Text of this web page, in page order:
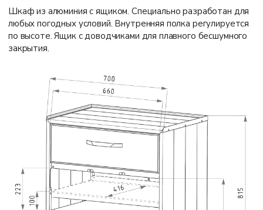
Шкаф из алюминия с ящиком. Специально разработан для
любых погодных условий. Внутренняя полка регулируется
по высоте. Ящик с доводчиками для плавного бесшумного
закрытия.